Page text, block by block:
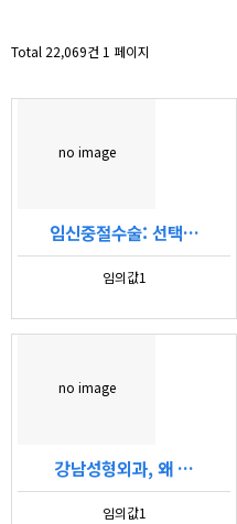
Total 22,069건 1 페이지
no image
임신중절수술: 선택…
임의값1
no image
강남성형외과, 왜 …
임의값1